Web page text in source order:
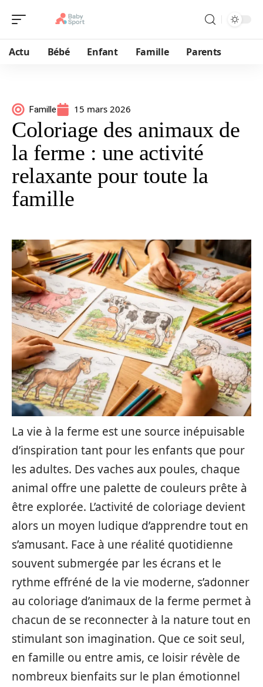
Actu Bébé Enfant Famille Parents
Famille 15 mars 2026
Coloriage des animaux de
la ferme : une activité
relaxante pour toute la
famille
La vie à la ferme est une source inépuisable
d’inspiration tant pour les enfants que pour
les adultes. Des vaches aux poules, chaque
animal offre une palette de couleurs prête à
être explorée. L’activité de coloriage devient
alors un moyen ludique d’apprendre tout en
s’amusant. Face à une réalité quotidienne
souvent submergée par les écrans et le
rythme effréné de la vie moderne, s’adonner
au coloriage d’animaux de la ferme permet à
chacun de se reconnecter à la nature tout en
stimulant son imagination. Que ce soit seul,
en famille ou entre amis, ce loisir révèle de
nombreux bienfaits sur le plan émotionnel